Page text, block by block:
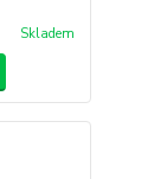
Skladem